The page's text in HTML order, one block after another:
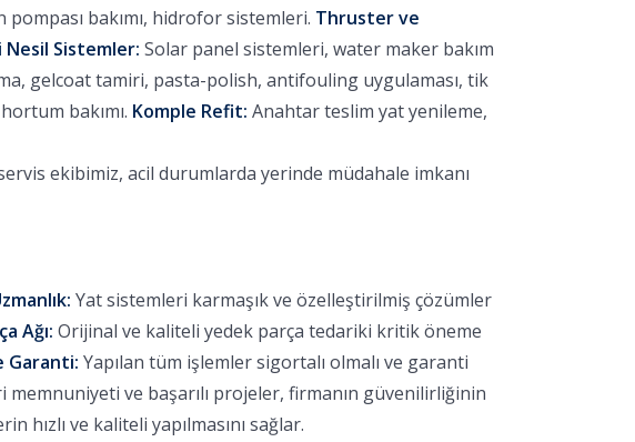
pompası bakımı, hidrofor sistemleri. Thruster ve
Nesil Sistemler: Solar panel sistemleri, water maker bakım
gelcoat tamiri, pasta-polish, antifouling uygulaması, tik
bakımı. Komple Refit: Anahtar teslim yat yenileme,
ekibimiz, acil durumlarda yerinde müdahale imkanı
Yat sistemleri karmaşık ve özelleştirilmiş çözümler
Ağı: Orijinal ve kaliteli yedek parça tedariki kritik öneme
Garanti: Yapılan tüm işlemler sigortalı olmalı ve garanti
memnuniyeti ve başarılı projeler, firmanın güvenilirliğinin
hızlı ve kaliteli yapılmasını sağlar.